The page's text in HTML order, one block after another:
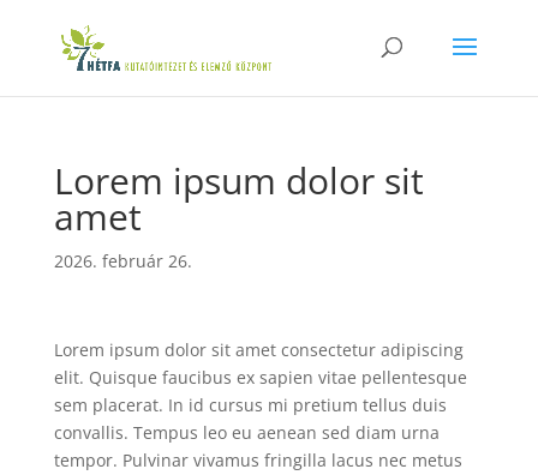
Lorem ipsum dolor sit
amet
2026. február 26.
Lorem ipsum dolor sit amet consectetur adipiscing
elit. Quisque faucibus ex sapien vitae pellentesque
sem placerat. In id cursus mi pretium tellus duis
convallis. Tempus leo eu aenean sed diam urna
tempor. Pulvinar vivamus fringilla lacus nec metus